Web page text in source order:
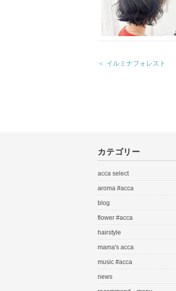
＜ イルミナフォレスト
カテゴリー
acca select
aroma #acca
blog
flower #acca
hairstyle
mama's acca
music #acca
news